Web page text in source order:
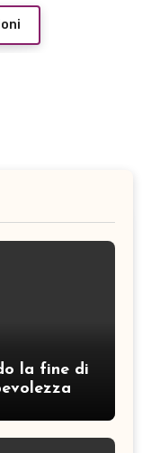
la fine di